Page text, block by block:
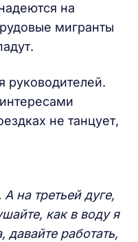
на
мигранты
руководителей.
не танцует,
на третьей дуге,
как в воду я
давайте работать,